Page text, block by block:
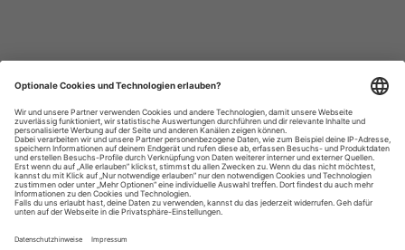
Datenschutzhinweise
Impressum
Privatsphäre-Einstellungen